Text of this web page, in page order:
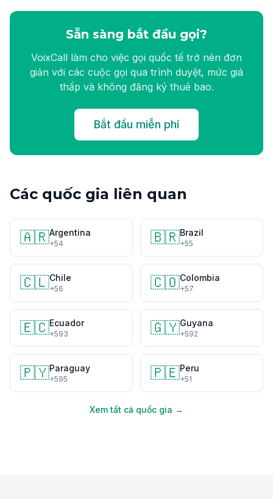
Sẵn sàng bắt đầu gọi?
VoixCall làm cho việc gọi quốc tế trở nên đơn
giản với các cuộc gọi qua trình duyệt, mức giá
thấp và không đăng ký thuê bao.
Bắt đầu miễn phí
Các quốc gia liên quan
🇦🇷Argentina
+54 🇧🇷Brazil
+55
🇨🇱Chile
+56 🇨🇴Colombia
+57
🇪🇨Ecuador
+593 🇬🇾Guyana
+592
🇵🇾Paraguay
+595 🇵🇪Peru
+51
Xem tất cả quốc gia →